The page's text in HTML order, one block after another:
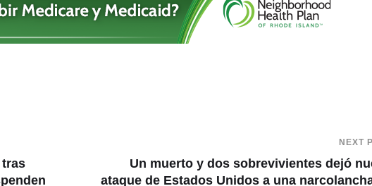
tras
NEXT
Un muerto y dos sobrevivientes dejó
ataque de Estados Unidos a una